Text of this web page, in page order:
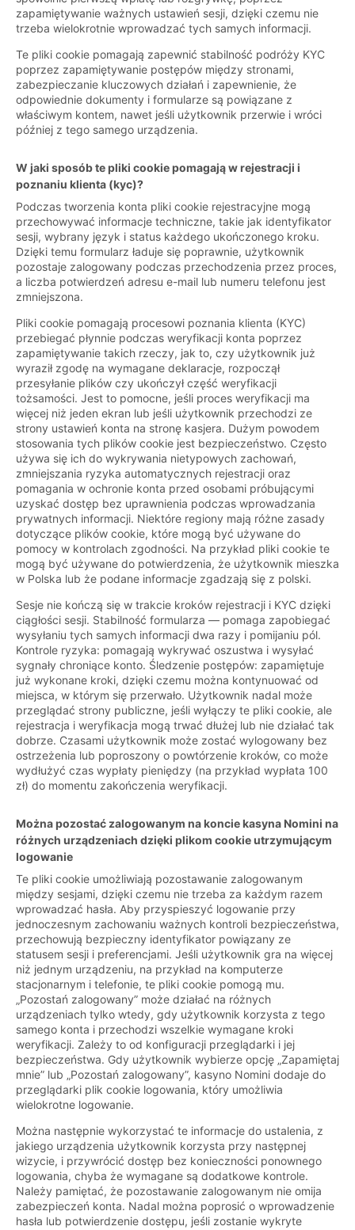
zapamiętywanie ważnych ustawień sesji, dzięki czemu nie
trzeba wielokrotnie wprowadzać tych samych informacji.
Te pliki cookie pomagają zapewnić stabilność podróży KYC
poprzez zapamiętywanie postępów między stronami,
zabezpieczanie kluczowych działań i zapewnienie, że
odpowiednie dokumenty i formularze są powiązane z
właściwym kontem, nawet jeśli użytkownik przerwie i wróci
później z tego samego urządzenia.
W jaki sposób te pliki cookie pomagają w rejestracji i
poznaniu klienta (kyc)?
Podczas tworzenia konta pliki cookie rejestracyjne mogą
przechowywać informacje techniczne, takie jak identyfikator
sesji, wybrany język i status każdego ukończonego kroku.
Dzięki temu formularz ładuje się poprawnie, użytkownik
pozostaje zalogowany podczas przechodzenia przez proces,
a liczba potwierdzeń adresu e-mail lub numeru telefonu jest
zmniejszona.
Pliki cookie pomagają procesowi poznania klienta (KYC)
przebiegać płynnie podczas weryfikacji konta poprzez
zapamiętywanie takich rzeczy, jak to, czy użytkownik już
wyraził zgodę na wymagane deklaracje, rozpoczął
przesyłanie plików czy ukończył część weryfikacji
tożsamości. Jest to pomocne, jeśli proces weryfikacji ma
więcej niż jeden ekran lub jeśli użytkownik przechodzi ze
strony ustawień konta na stronę kasjera. Dużym powodem
stosowania tych plików cookie jest bezpieczeństwo. Często
używa się ich do wykrywania nietypowych zachowań,
zmniejszania ryzyka automatycznych rejestracji oraz
pomagania w ochronie konta przed osobami próbującymi
uzyskać dostęp bez uprawnienia podczas wprowadzania
prywatnych informacji. Niektóre regiony mają różne zasady
dotyczące plików cookie, które mogą być używane do
pomocy w kontrolach zgodności. Na przykład pliki cookie te
mogą być używane do potwierdzenia, że użytkownik mieszka
w Polska lub że podane informacje zgadzają się z polski.
Sesje nie kończą się w trakcie kroków rejestracji i KYC dzięki
ciągłości sesji. Stabilność formularza — pomaga zapobiegać
wysyłaniu tych samych informacji dwa razy i pomijaniu pól.
Kontrole ryzyka: pomagają wykrywać oszustwa i wysyłać
sygnały chroniące konto. Śledzenie postępów: zapamiętuje
już wykonane kroki, dzięki czemu można kontynuować od
miejsca, w którym się przerwało. Użytkownik nadal może
przeglądać strony publiczne, jeśli wyłączy te pliki cookie, ale
rejestracja i weryfikacja mogą trwać dłużej lub nie działać tak
dobrze. Czasami użytkownik może zostać wylogowany bez
ostrzeżenia lub poproszony o powtórzenie kroków, co może
wydłużyć czas wypłaty pieniędzy (na przykład wypłata 100
zł) do momentu zakończenia weryfikacji.
Można pozostać zalogowanym na koncie kasyna Nomini na
różnych urządzeniach dzięki plikom cookie utrzymującym
logowanie
Te pliki cookie umożliwiają pozostawanie zalogowanym
między sesjami, dzięki czemu nie trzeba za każdym razem
wprowadzać hasła. Aby przyspieszyć logowanie przy
jednoczesnym zachowaniu ważnych kontroli bezpieczeństwa,
przechowują bezpieczny identyfikator powiązany ze
statusem sesji i preferencjami. Jeśli użytkownik gra na więcej
niż jednym urządzeniu, na przykład na komputerze
stacjonarnym i telefonie, te pliki cookie pomogą mu.
„Pozostań zalogowany” może działać na różnych
urządzeniach tylko wtedy, gdy użytkownik korzysta z tego
samego konta i przechodzi wszelkie wymagane kroki
weryfikacji. Zależy to od konfiguracji przeglądarki i jej
bezpieczeństwa. Gdy użytkownik wybierze opcję „Zapamiętaj
mnie” lub „Pozostań zalogowany”, kasyno Nomini dodaje do
przeglądarki plik cookie logowania, który umożliwia
wielokrotne logowanie.
Można następnie wykorzystać te informacje do ustalenia, z
jakiego urządzenia użytkownik korzysta przy następnej
wizycie, i przywrócić dostęp bez konieczności ponownego
logowania, chyba że wymagane są dodatkowe kontrole.
Należy pamiętać, że pozostawanie zalogowanym nie omija
zabezpieczeń konta. Nadal można poprosić o wprowadzenie
hasła lub potwierdzenie dostępu, jeśli zostanie wykryte